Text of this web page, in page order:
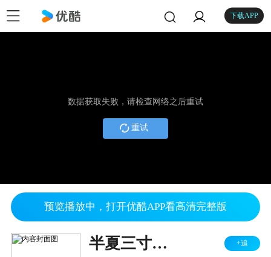
下载APP
数据获取失败，请检查网络之后重试
重试
预览播放中，打开优酷APP看高清完整版
半夏三寸流光 +追